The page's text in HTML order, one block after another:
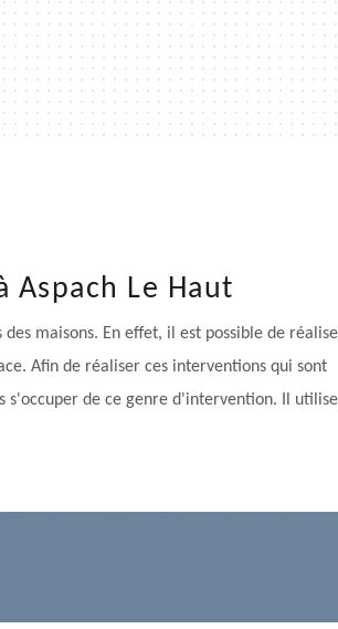
Aspach Le Haut
maisons. En effet, il est possible de
Afin de réaliser ces interventions qui sont
de ce genre d'intervention. Il utilise